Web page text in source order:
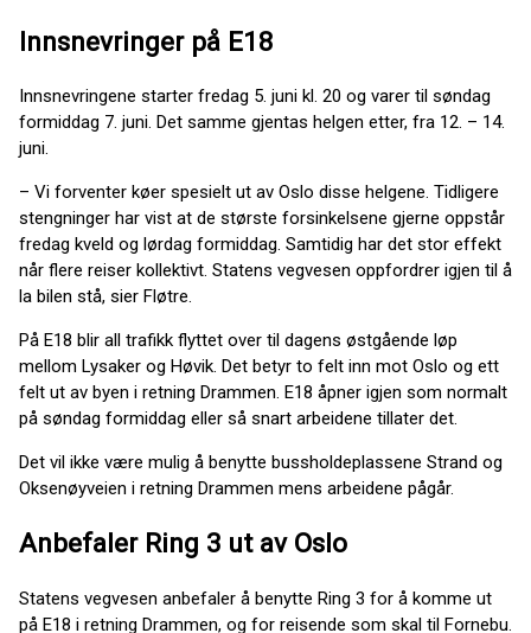
Innsnevringer på E18
Innsnevringene starter fredag 5. juni kl. 20 og varer til søndag
formiddag 7. juni. Det samme gjentas helgen etter, fra 12. – 14.
juni.
– Vi forventer køer spesielt ut av Oslo disse helgene. Tidligere
stengninger har vist at de største forsinkelsene gjerne oppstår
fredag kveld og lørdag formiddag. Samtidig har det stor effekt
når flere reiser kollektivt. Statens vegvesen oppfordrer igjen til å
la bilen stå, sier Fløtre.
På E18 blir all trafikk flyttet over til dagens østgående løp
mellom Lysaker og Høvik. Det betyr to felt inn mot Oslo og ett
felt ut av byen i retning Drammen. E18 åpner igjen som normalt
på søndag formiddag eller så snart arbeidene tillater det.
Det vil ikke være mulig å benytte bussholdeplassene Strand og
Oksenøyveien i retning Drammen mens arbeidene pågår.
Anbefaler Ring 3 ut av Oslo
Statens vegvesen anbefaler å benytte Ring 3 for å komme ut
på E18 i retning Drammen, og for reisende som skal til Fornebu.